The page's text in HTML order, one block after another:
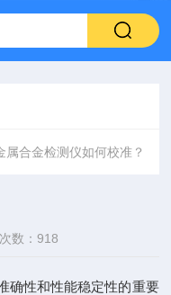
属合金检测仪如何校准？
数：918
确性和性能稳定性的重要